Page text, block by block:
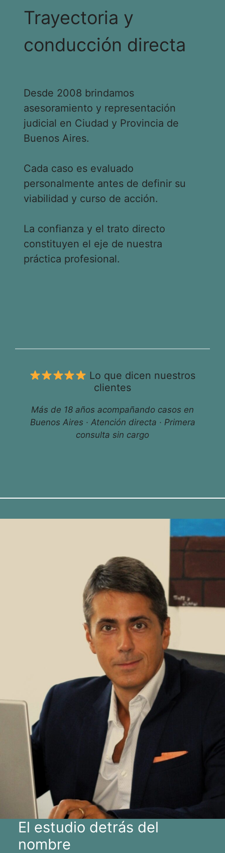
Trayectoria y
conducción directa
Desde 2008 brindamos
asesoramiento y representación
judicial en Ciudad y Provincia de
Buenos Aires.
Cada caso es evaluado
personalmente antes de definir su
viabilidad y curso de acción.
La confianza y el trato directo
constituyen el eje de nuestra
práctica profesional.
Lo que dicen nuestros
clientes
Más de 18 años acompañando casos en
Buenos Aires · Atención directa · Primera
consulta sin cargo
El estudio detrás del
nombre